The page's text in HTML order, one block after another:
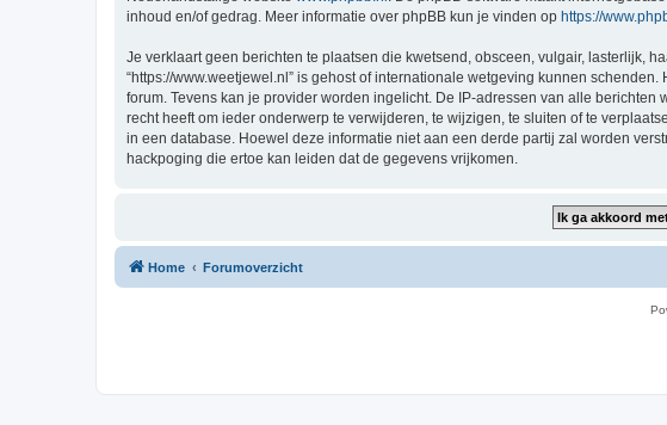
inhoud en/of gedrag. Meer informatie over phpBB kun je vinden op https://
Je verklaart geen berichten te plaatsen die kwetsend, obsceen, vulgair, lasterlijk,
“https://www.weetjewel.nl” is gehost of internationale wetgeving kunnen
forum. Tevens kan je provider worden ingelicht. De IP-adressen van alle
recht heeft om ieder onderwerp te verwijderen, te wijzigen, te sluiten of te
in een database. Hoewel deze informatie niet aan een derde partij zal worden
hackpoging die ertoe kan leiden dat de gegevens vrijkomen.
Home Forumoverzicht